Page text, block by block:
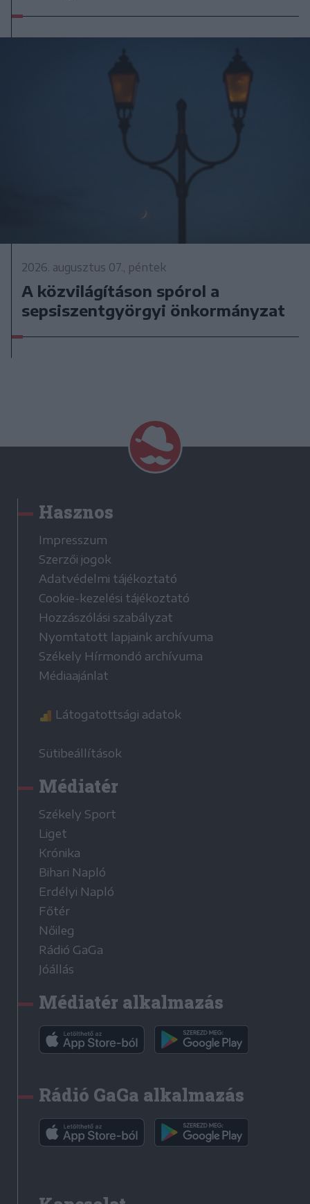
2026. augusztus 07., péntek
A közvilágításon spórol a
sepsiszentgyörgyi önkormányzat
Hasznos
Impresszum
Szerzői jogok
Adatvédelmi tájékoztató
Cookie-kezelési tájékoztató
Hozzászólási szabályzat
Nyomtatott lapjaink archívuma
Székely Hírmondó archívuma
Médiaajánlat
Látogatottsági adatok
Sütibeállítások
Médiatér
Székely Sport
Liget
Krónika
Bihari Napló
Erdélyi Napló
Főtér
Nőileg
Rádió GaGa
Jóállás
Médiatér alkalmazás
Rádió GaGa alkalmazás